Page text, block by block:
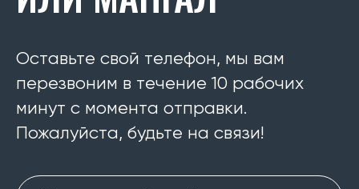
Оставьте свой телефон, мы вам
перезвоним в течение 10 рабочих
минут с момента отправки.
Пожалуйста, будьте на связи!